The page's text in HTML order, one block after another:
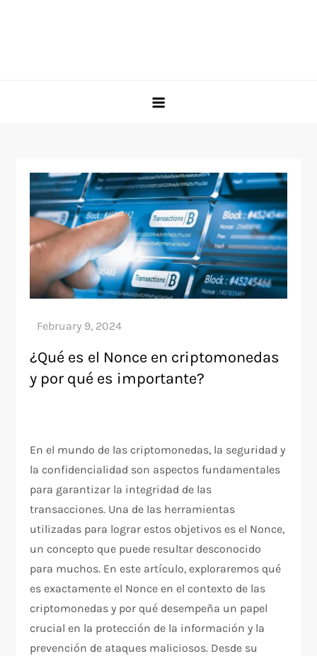
¿Qué es el Nonce en criptomonedas
y por qué es importante?
En el mundo de las criptomonedas, la seguridad y
la confidencialidad son aspectos fundamentales
para garantizar la integridad de las
transacciones. Una de las herramientas
utilizadas para lograr estos objetivos es el Nonce,
un concepto que puede resultar desconocido
para muchos. En este artículo, exploraremos qué
es exactamente el Nonce en el contexto de las
criptomonedas y por qué desempeña un papel
crucial en la protección de la información y la
prevención de ataques maliciosos. Desde su